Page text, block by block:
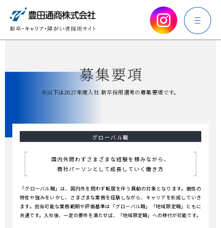
※以下は2027年度入社 新卒採用選考の募集要項です。
グローバル職
国内外問わずさまざまな経験を積みながら、
商社パーソンとして成長していく働き方
「グローバル職」は、国内外を問わず転居を伴う異動の対象となります。 個性の
特性や強みをいかし、さまざまな業務を経験しながら、キャリアを形成していき
ます。 担当可能な業務範囲や評価基準は「グローバル職」「地域限定職」ともに
共通です。 入社後、一定の要件を満たせば、「地域限定職」への移行が可能です。